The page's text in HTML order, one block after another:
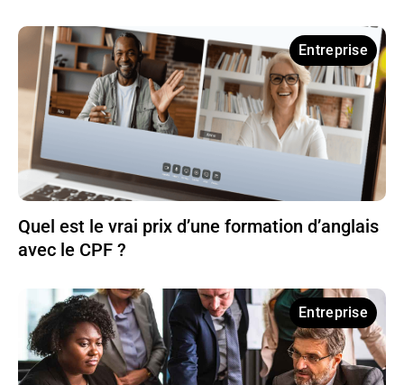
Entreprise
Quel est le vrai prix d’une formation d’anglais
avec le CPF ?
Entreprise